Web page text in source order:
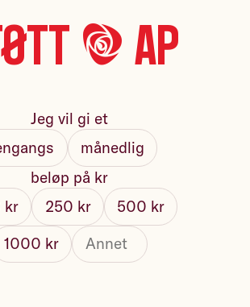
*A* Ap
Jeg vil gi et
månedlig
beløp på kr
kr
250 kr
500 kr
1000 kr